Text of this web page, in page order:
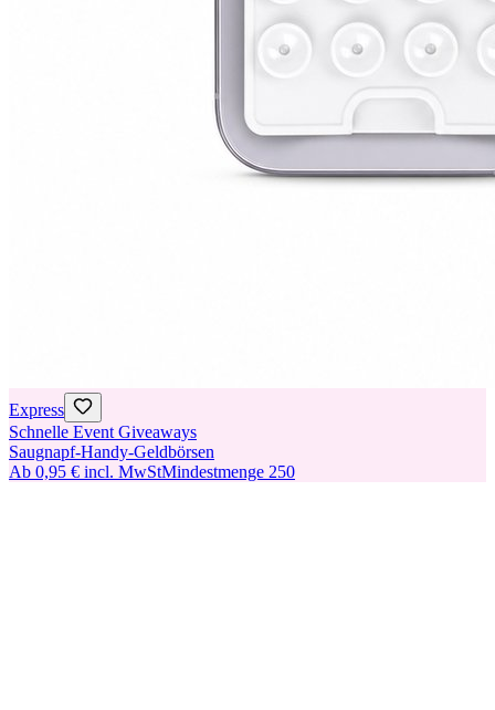
Express
Schnelle Event Giveaways
Saugnapf-Handy-Geldbörsen
Ab 0,95 € incl. MwStMindestmenge 250